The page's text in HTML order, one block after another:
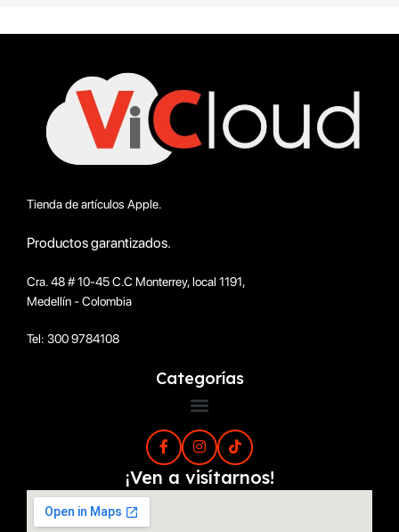
Tienda de artículos Apple.
Productos garantizados.
Cra. 48 # 10-45 C.C Monterrey, local 1191,
Medellín - Colombia
Tel: 300 9784108
Categorías
¡Ven a visítarnos!